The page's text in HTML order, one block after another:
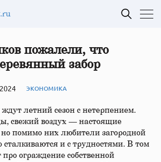
пожалели, что
забор
ЭКОНОМИКА
летний сезон с нетерпением.
свежий воздух — настоящие
помимо них любители загородной
сталкиваются и с трудностями. В том
про ограждение собственной